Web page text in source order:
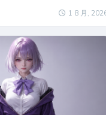
1 8 月,